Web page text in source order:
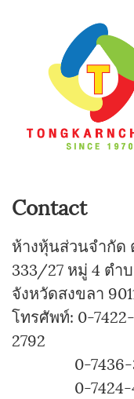
Contact
ห้างหุ้นส่วนจำกัด
333/27 หมู่ 4 ตำ
จังหวัดสงขลา
โทรศัพท์: 0-
2792
0-7436-
0-7424-